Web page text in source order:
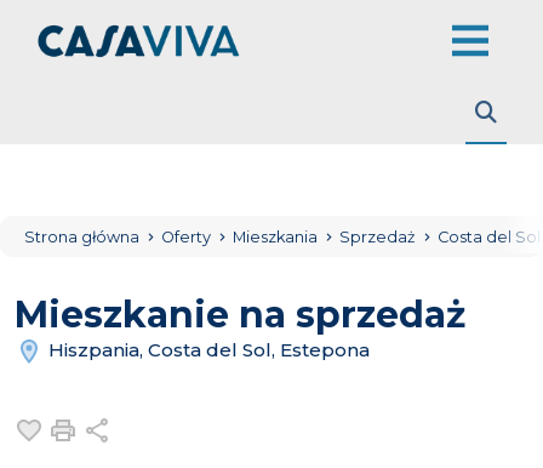
Strona główna Oferty Mieszkania Sprzedaż Costa del Sol
Mieszkanie na sprzedaż
Hiszpania, Costa del Sol, Estepona
Dodaj do ulubionych
Drukuj